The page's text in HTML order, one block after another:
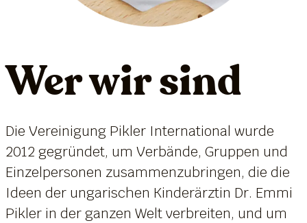
Wer wir sind
Die Vereinigung Pikler International wurde
2012 gegründet, um Verbände, Gruppen und
Einzelpersonen zusammenzubringen, die die
Ideen der ungarischen Kinderärztin Dr. Emmi
Pikler in der ganzen Welt verbreiten, und um